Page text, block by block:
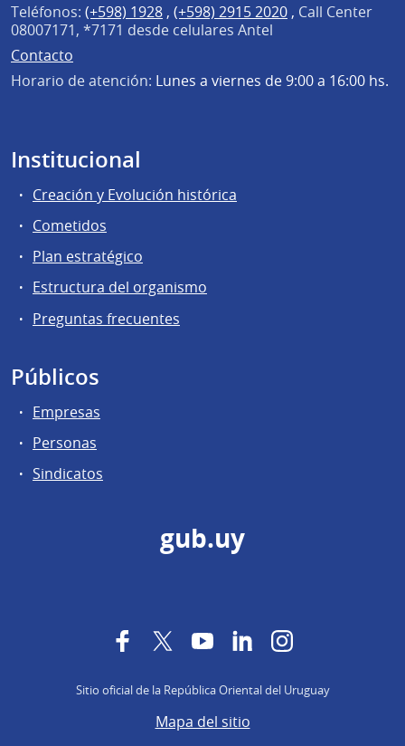
Teléfonos: (+598) 1928 , (+598) 2915 2020 , Call Center
08007171, *7171 desde celulares Antel
Contacto
Horario de atención: Lunes a viernes de 9:00 a 16:00 hs.
Institucional
Creación y Evolución histórica
Cometidos
Plan estratégico
Estructura del organismo
Preguntas frecuentes
Públicos
Empresas
Personas
Sindicatos
gub.uy
FacebookTwitterYouTubeLinkedInInstagram
Sitio oficial de la República Oriental del Uruguay
Mapa del sitio